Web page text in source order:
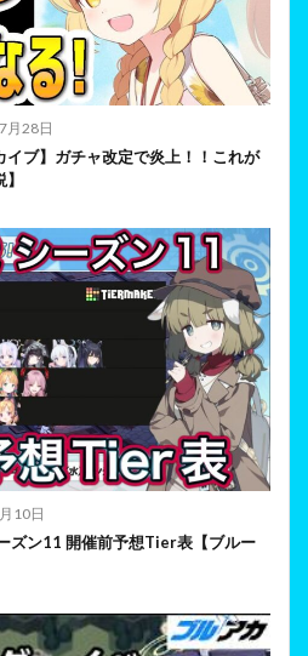
月28日
イブ】ガチャ改定で炎上！！これが
10日
ズン11 開催前予想Tier表【ブルー